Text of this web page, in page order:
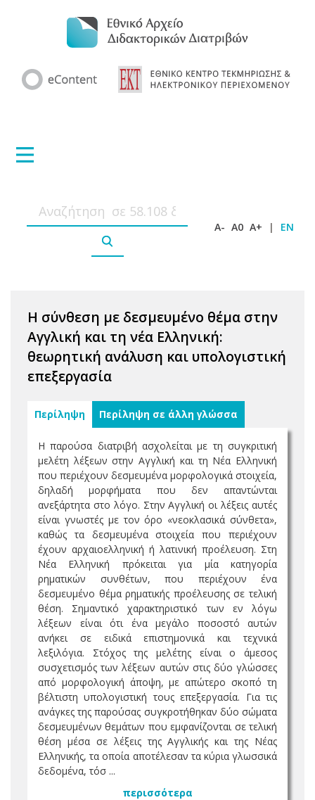
A- A0 A+ | EN
Η σύνθεση με δεσμευμένο θέμα στην
Αγγλική και τη νέα Ελληνική:
θεωρητική ανάλυση και υπολογιστική
επεξεργασία
Περίληψη Περίληψη σε άλλη γλώσσα
Η παρούσα διατριβή ασχολείται με τη συγκριτική
μελέτη λέξεων στην Αγγλική και τη Νέα Ελληνική
που περιέχουν δεσμευμένα μορφολογικά στοιχεία,
δηλαδή μορφήματα που δεν απαντώνται
ανεξάρτητα στο λόγο. Στην Αγγλική οι λέξεις αυτές
είναι γνωστές με τον όρο «νεοκλασικά σύνθετα»,
καθώς τα δεσμευμένα στοιχεία που περιέχουν
έχουν αρχαιοελληνική ή λατινική προέλευση. Στη
Νέα Ελληνική πρόκειται για μία κατηγορία
ρηματικών συνθέτων, που περιέχουν ένα
δεσμευμένο θέμα ρηματικής προέλευσης σε τελική
θέση. Σημαντικό χαρακτηριστικό των εν λόγω
λέξεων είναι ότι ένα μεγάλο ποσοστό αυτών
ανήκει σε ειδικά επιστημονικά και τεχνικά
λεξιλόγια. Στόχος της μελέτης είναι ο άμεσος
συσχετισμός των λέξεων αυτών στις δύο γλώσσες
από μορφολογική άποψη, με απώτερο σκοπό τη
βέλτιστη υπολογιστική τους επεξεργασία. Για τις
ανάγκες της παρούσας συγκροτήθηκαν δύο σώματα
δεσμευμένων θεμάτων που εμφανίζονται σε τελική
θέση μέσα σε λέξεις της Αγγλικής και της Νέας
Ελληνικής, τα οποία αποτέλεσαν τα κύρια γλωσσικά
δεδομένα, τόσ ...
περισσότερα